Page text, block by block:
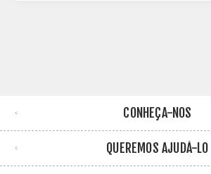
CONHEÇA-NOS
QUEREMOS AJUDÁ-LO